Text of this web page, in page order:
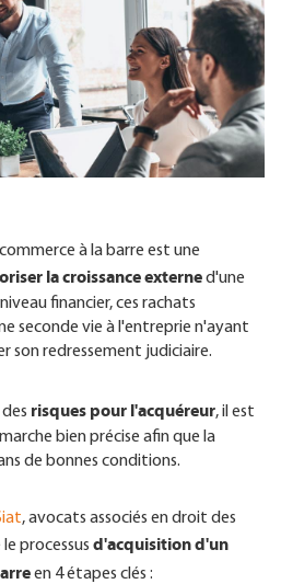
à la barre est une
la croissance externed'une
financier, ces rachats
seconde vie à l'entreprie n'ayant
son redressement judiciaire.
risques pour l'acquéreur, il est
bien précise afin que la
de bonnes conditions.
, avocats associés en droit des
processus d'acquisition d'un
en 4 étapes clés :